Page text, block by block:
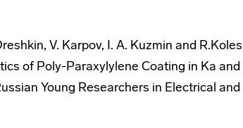
V. Karpov, I. A. Kuzmin and
of Poly-Paraxylylene Coating in Ka
Young Researchers in Electrical